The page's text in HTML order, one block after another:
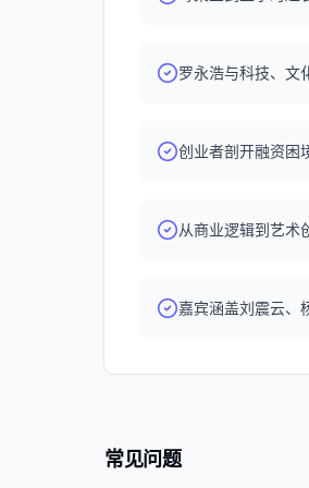
罗永浩与科技、文
创业者剖开融资困
从商业逻辑到艺术
嘉宾涵盖刘震云、
常见问题